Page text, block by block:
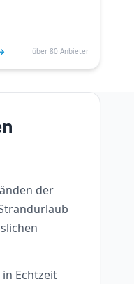
über 80 Anbieter
der
Echtzeit